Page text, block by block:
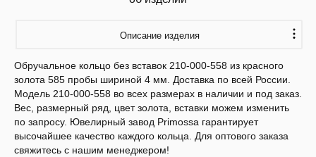
Описание изделия
Обручальное кольцо без вставок 210-000-558 из красного
золота 585 пробы шириной 4 мм. Доставка по всей России.
Модель 210-000-558 во всех размерах в наличии и под заказ.
Вес, размерный ряд, цвет золота, вставки можем изменить
по запросу. Ювелирный завод Primossa гарантирует
высочайшее качество каждого кольца. Для оптового заказа
свяжитесь с нашим менеджером!